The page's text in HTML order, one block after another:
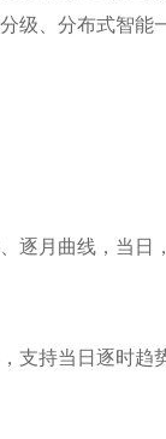
级、分布式智能
逐月曲线，当日
支持当日逐时